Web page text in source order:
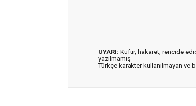
UYARI: Küfür, hakaret, rencide
yazılmamış,
Türkçe karakter kullanılmayan ve